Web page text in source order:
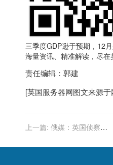
三季度GDP逊于预期，12
海量资讯、精准解读，尽在
责任编辑：郭建
[英国服务器网图文来源
上一篇: 俄媒：英国侦察机
动苏-30战机拦截